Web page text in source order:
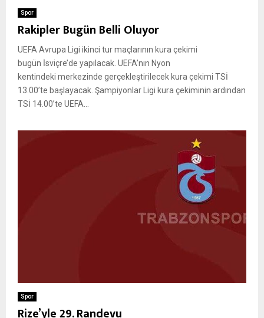
Spor
Rakipler Bugün Belli Oluyor
UEFA Avrupa Ligi ikinci tur maçlarının kura çekimi
bugün İsviçre’de yapılacak. UEFA’nın Nyon
kentindeki merkezinde gerçekleştirilecek kura çekimi TSİ
13.00’te başlayacak. Şampiyonlar Ligi kura çekiminin ardından
TSİ 14.00’te UEFA...
Spor
Rize’yle 29. Randevu